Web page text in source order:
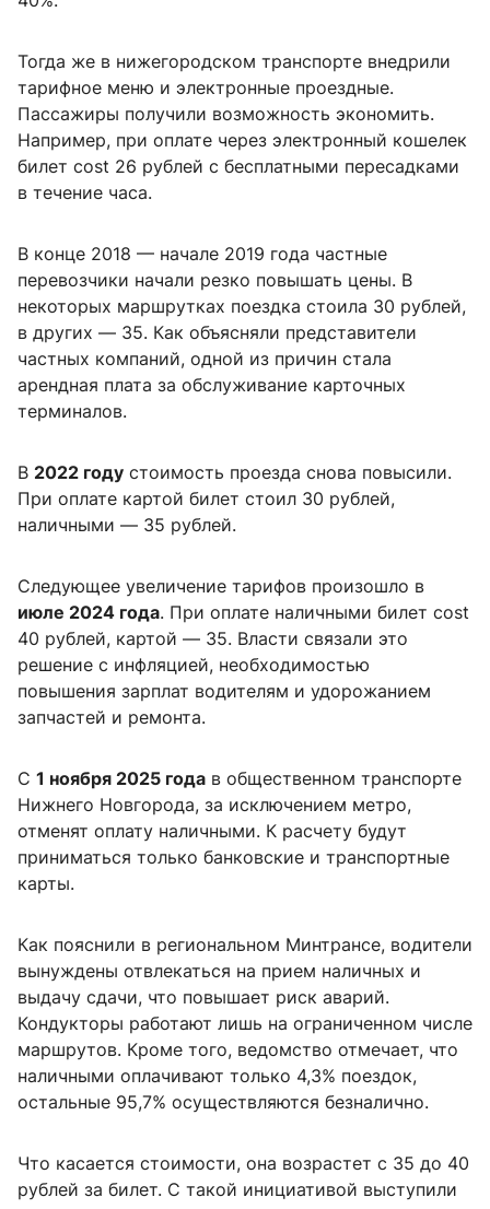
Тогда же в нижегородском транспорте внедрили
тарифное меню и электронные проездные.
Пассажиры получили возможность экономить.
Например, при оплате через электронный кошелек
билет cost 26 рублей с бесплатными пересадками
в течение часа.
В конце 2018 — начале 2019 года частные
перевозчики начали резко повышать цены. В
некоторых маршрутках поездка стоила 30 рублей,
в других — 35. Как объясняли представители
частных компаний, одной из причин стала
арендная плата за обслуживание карточных
терминалов.
В 2022 году стоимость проезда снова повысили.
При оплате картой билет стоил 30 рублей,
наличными — 35 рублей.
Следующее увеличение тарифов произошло в
июле 2024 года. При оплате наличными билет cost
40 рублей, картой — 35. Власти связали это
решение с инфляцией, необходимостью
повышения зарплат водителям и удорожанием
запчастей и ремонта.
С 1 ноября 2025 года в общественном транспорте
Нижнего Новгорода, за исключением метро,
отменят оплату наличными. К расчету будут
приниматься только банковские и транспортные
карты.
Как пояснили в региональном Минтрансе, водители
вынуждены отвлекаться на прием наличных и
выдачу сдачи, что повышает риск аварий.
Кондукторы работают лишь на ограниченном числе
маршрутов. Кроме того, ведомство отмечает, что
наличными оплачивают только 4,3% поездок,
остальные 95,7% осуществляются безналично.
Что касается стоимости, она возрастет с 35 до 40
рублей за билет. С такой инициативой выступили